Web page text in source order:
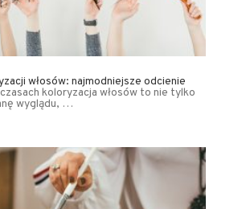
włosów: najmodniejsze odcienie
koloryzacja włosów to nie tylko
wyglądu, …